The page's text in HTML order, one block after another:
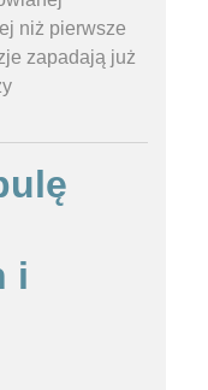
niż pierwsze
zapadają już
i